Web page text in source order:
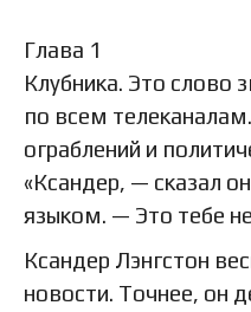
Глава 1
Клубника. Это слово
по всем
ограблений и
«Ксандер, — сказал
языком. — Это тебе
Ксандер Лэнгстон
новости. Точнее, он